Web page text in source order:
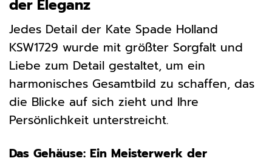
der Eleganz
Jedes Detail der Kate Spade Holland
KSW1729 wurde mit größter Sorgfalt und
Liebe zum Detail gestaltet, um ein
harmonisches Gesamtbild zu schaffen, das
die Blicke auf sich zieht und Ihre
Persönlichkeit unterstreicht.
Das Gehäuse: Ein Meisterwerk der